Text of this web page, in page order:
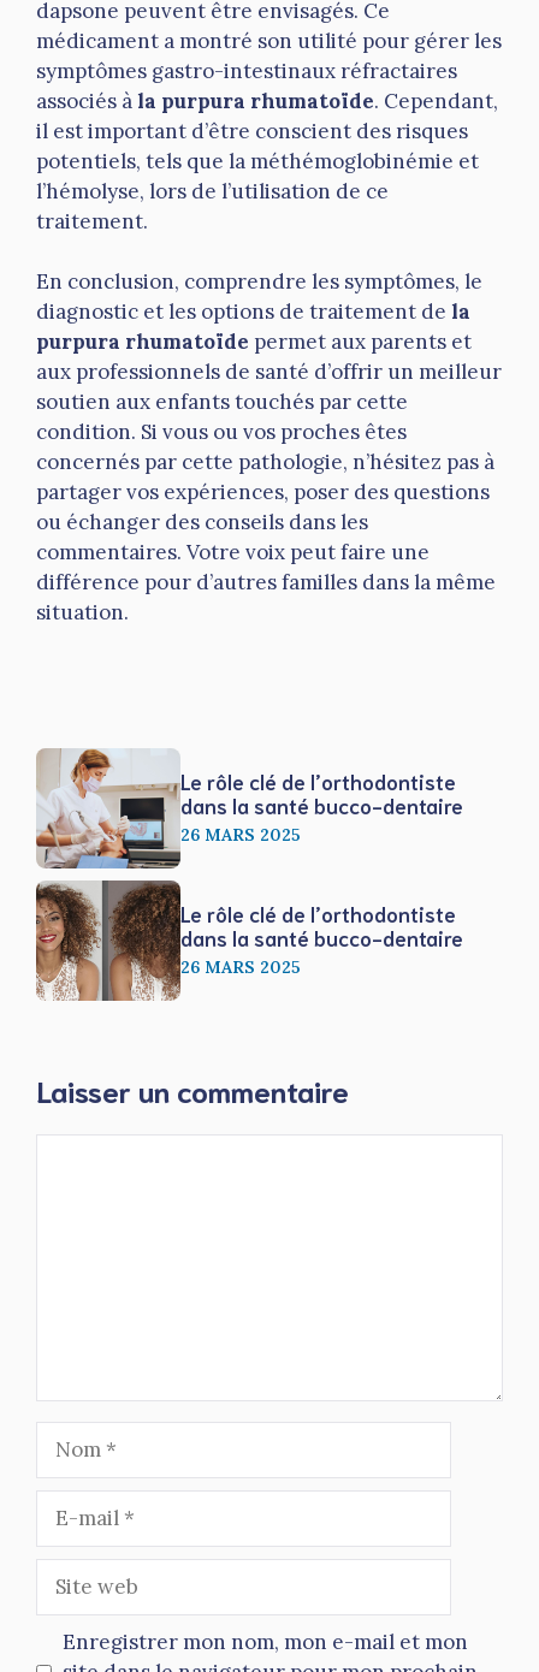
dapsone peuvent être envisagés. Ce
médicament a montré son utilité pour gérer les
symptômes gastro-intestinaux réfractaires
associés à la purpura rhumatoïde. Cependant,
il est important d’être conscient des risques
potentiels, tels que la méthémoglobinémie et
l’hémolyse, lors de l’utilisation de ce
traitement.
En conclusion, comprendre les symptômes, le
diagnostic et les options de traitement de la
purpura rhumatoïde permet aux parents et
aux professionnels de santé d’offrir un meilleur
soutien aux enfants touchés par cette
condition. Si vous ou vos proches êtes
concernés par cette pathologie, n’hésitez pas à
partager vos expériences, poser des questions
ou échanger des conseils dans les
commentaires. Votre voix peut faire une
différence pour d’autres familles dans la même
situation.
Le rôle clé de l’orthodontiste
dans la santé bucco-dentaire
26 MARS 2025
Le rôle clé de l’orthodontiste
dans la santé bucco-dentaire
26 MARS 2025
Laisser un commentaire
mail
web
Enregistrer mon nom, mon e-mail et mon